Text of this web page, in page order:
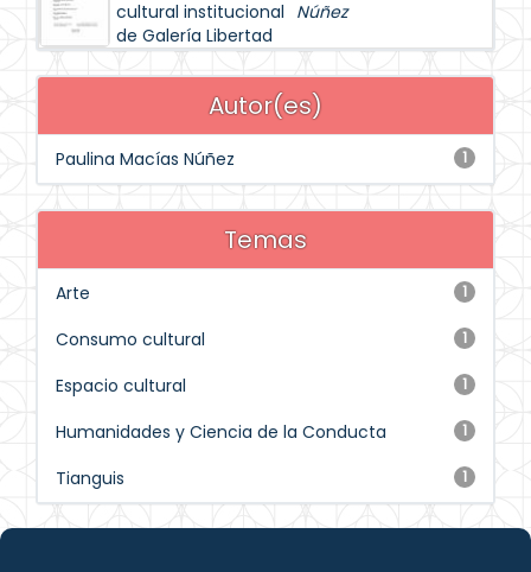
cultural institucional
de Galería Libertad
Núñez
Autor(es)
1
Paulina Macías Núñez
Temas
1
Arte
1
Consumo cultural
1
Espacio cultural
1
Humanidades y Ciencia de la Conducta
1
Tianguis